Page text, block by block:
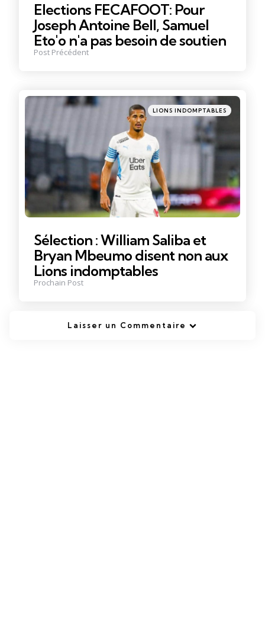
Elections FECAFOOT: Pour
Joseph Antoine Bell, Samuel
Eto'o n'a pas besoin de soutien
Post Précédent
Posté
dans
LIONS INDOMPTABLES
Sélection : William Saliba et
Bryan Mbeumo disent non aux
Lions indomptables
Prochain Post
Laisser un Commentaire